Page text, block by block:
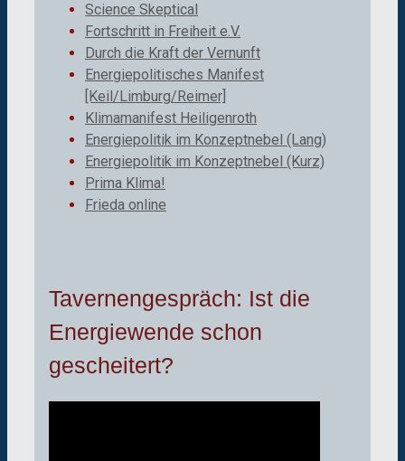
Science Skeptical
Fortschritt in Freiheit e.V.
Durch die Kraft der Vernunft
Energiepolitisches Manifest
[Keil/Limburg/Reimer]
Klimamanifest Heiligenroth
Energiepolitik im Konzeptnebel (Lang)
Energiepolitik im Konzeptnebel (Kurz)
Prima Klima!
Frieda online
Tavernengespräch: Ist die
Energiewende schon
gescheitert?